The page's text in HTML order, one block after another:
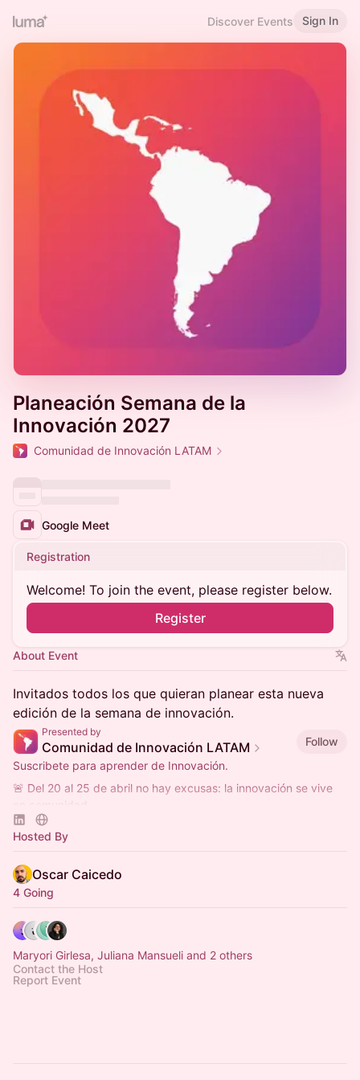
Discover Events Sign In
Planeación Semana de la
Innovación 2027
Comunidad de Innovación LATAM
Google Meet
Registration
Welcome! To join the event, please register below.
Register
About Event
Invitados todos los que quieran planear esta nueva
edición de la semana de innovación.
Presented by
Comunidad de Innovación LATAM
Follow
Suscribete para aprender de Innovación.
🚨 Del 20 al 25 de abril no hay excusas: la innovación se vive
en comunidad
La Semana de la Innovación no la organiza una empresa… la
organiza la comunidad.
Hosted By
Oscar Caicedo
4 Going
Maryori Girlesa, Juliana Mansueli and 2 others
Contact the Host
Report Event